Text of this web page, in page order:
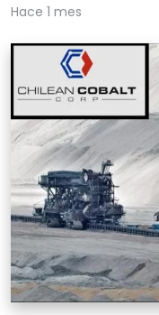
Hace 1 mes